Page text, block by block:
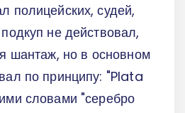
полицейских, судей,
не действовал,
шантаж, но в основном
по принципу: "Plata
словами "серебро